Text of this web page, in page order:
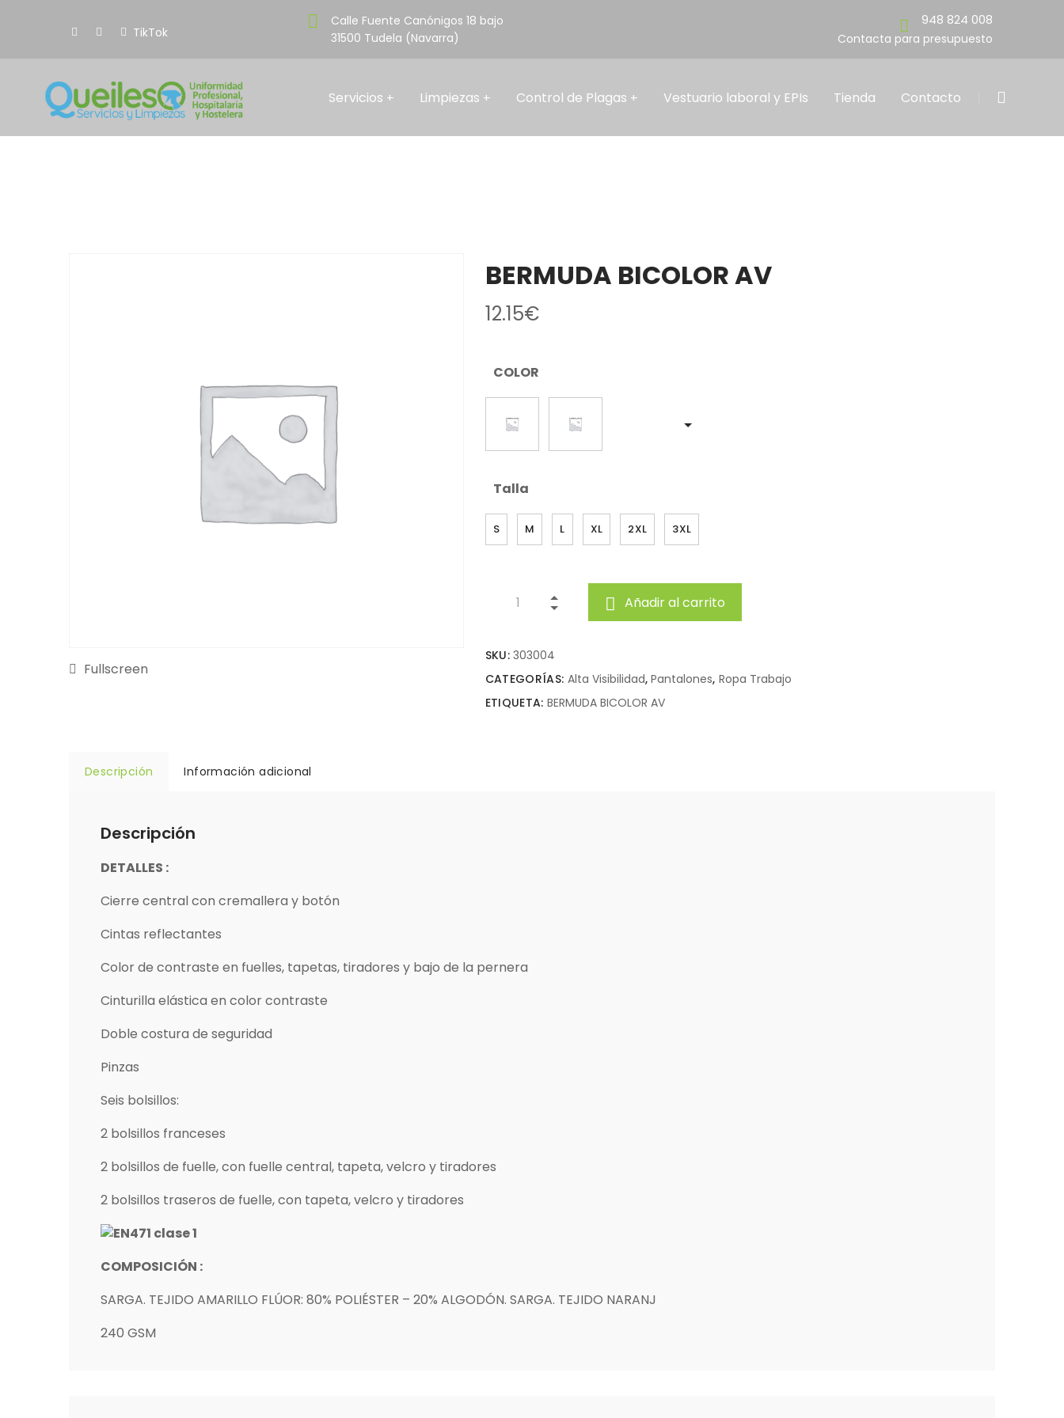
TikTok
Calle Fuente Canónigos 18 bajo
31500 Tudela (Navarra)
948 824 008
Contacta para presupuesto
Servicios Limpiezas Control de Plagas Vestuario laboral y EPIs Tienda Contacto
Fullscreen
BERMUDA BICOLOR AV
12.15€
COLOR
Talla
S M L XL 2XL 3XL
Añadir al carrito
SKU:303004
CATEGORÍAS: Alta Visibilidad,Pantalones,Ropa Trabajo
ETIQUETA: BERMUDA BICOLOR AV
Descripción Información adicional
Descripción
DETALLES :
Cierre central con cremallera y botón
Cintas reflectantes
Color de contraste en fuelles, tapetas, tiradores y bajo de la pernera
Cinturilla elástica en color contraste
Doble costura de seguridad
Pinzas
Seis bolsillos:
2 bolsillos franceses
2 bolsillos de fuelle, con fuelle central, tapeta, velcro y tiradores
2 bolsillos traseros de fuelle, con tapeta, velcro y tiradores
COMPOSICIÓN :
SARGA. TEJIDO AMARILLO FLÚOR: 80% POLIÉSTER – 20% ALGODÓN. SARGA. TEJIDO NARANJ
240 GSM